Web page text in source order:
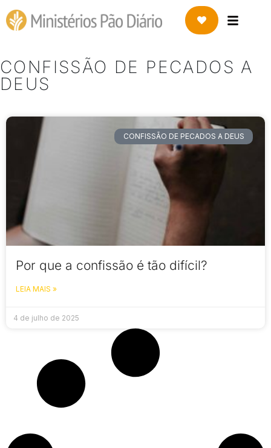
CONFISSÃO DE PECADOS A
DEUS
CONFISSÃO DE PECADOS A DEUS
Por que a confissão é tão difícil?
LEIA MAIS »
4 de julho de 2025